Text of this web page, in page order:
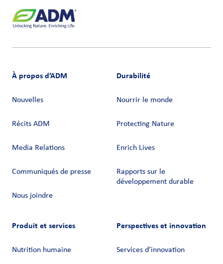
À propos d’ADM
Nouvelles
Récits ADM
Media Relations
Communiqués de presse
Nous joindre
Durabilité
Nourrir le monde
Protecting Nature
Enrich Lives
Rapports sur le
développement durable
Produit et services
Nutrition humaine
Perspectives et innovation
Services d’innovation